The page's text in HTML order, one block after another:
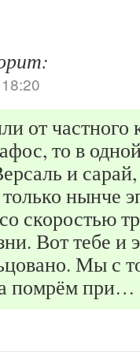
от
то в
и
нынче
скоростью
Вот тебе и
Мы с
помрём при…